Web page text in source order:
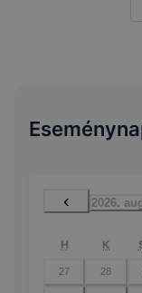
‹ 2026.
H K
27 28